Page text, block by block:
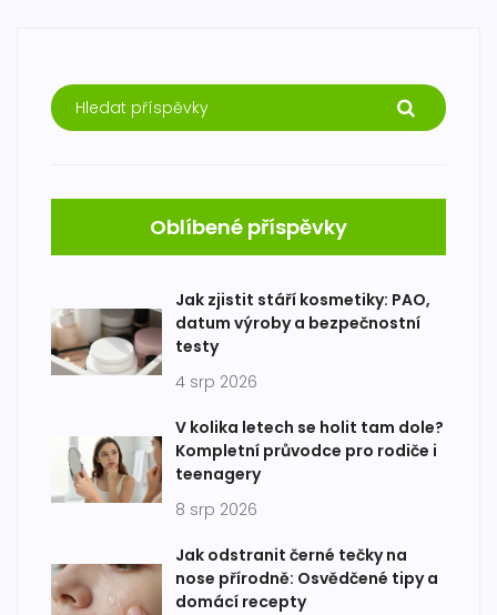
Oblíbené příspěvky
Jak zjistit stáří kosmetiky: PAO,
datum výroby a bezpečnostní
testy
4 srp 2026
V kolika letech se holit tam dole?
Kompletní průvodce pro rodiče i
teenagery
8 srp 2026
Jak odstranit černé tečky na
nose přírodně: Osvědčené tipy a
domácí recepty